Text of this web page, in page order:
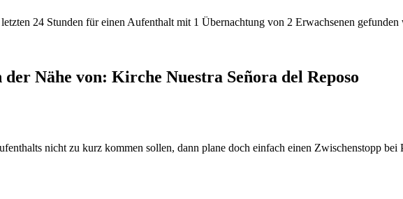
24 Stunden für einen Aufenthalt mit 1 Übernachtung von 2 Erwachsenen
Nähe von: Kirche Nuestra Señora del Reposo
nicht zu kurz kommen sollen, dann plane doch einfach einen Zwischenstopp